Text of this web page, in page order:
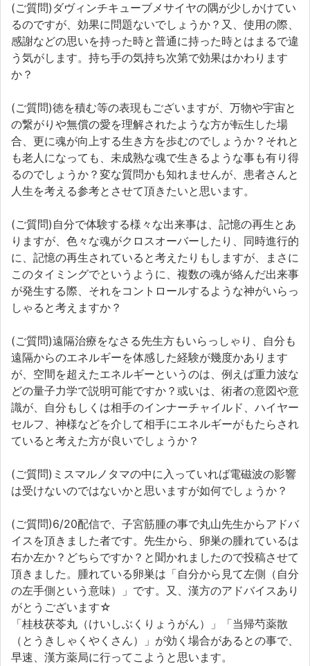
(ご質問)ダヴィンチキューブメサイヤの隅が少しかけてい
るのですが、効果に問題ないでしょうか？又、使用の際、
感謝などの思いを持った時と普通に持った時とはまるで違
う気がします。持ち手の気持ち次第で効果はかわります
か？
(ご質問)徳を積む等の表現もございますが、万物や宇宙と
の繋がりや無償の愛を理解されたような方が転生した場
合、更に魂が向上する生き方を歩むのでしょうか？それと
も老人になっても、未成熟な魂で生きるような事も有り得
るのでしょうか？変な質問かも知れませんが、患者さんと
人生を考える参考とさせて頂きたいと思います。
(ご質問)自分で体験する様々な出来事は、記憶の再生とあ
りますが、色々な魂がクロスオーバーしたり、同時進行的
に、記憶の再生されていると考えたりもしますが、まさに
このタイミングでというように、複数の魂が絡んだ出来事
が発生する際、それをコントロールするような神がいらっ
しゃると考えますか？
(ご質問)遠隔治療をなさる先生方もいらっしゃり、自分も
遠隔からのエネルギーを体感した経験が幾度かあります
が、空間を超えたエネルギーというのは、例えば重力波な
どの量子力学で説明可能ですか？或いは、術者の意図や意
識が、自分もしくは相手のインナーチャイルド、ハイヤー
セルフ、神様などを介して相手にエネルギーがもたらされ
ていると考えた方が良いでしょうか？
(ご質問)ミスマルノタマの中に入っていれば電磁波の影響
は受けないのではないかと思いますが如何でしょうか？
(ご質問)6/20配信で、子宮筋腫の事で丸山先生からアドバ
イスを頂きました者です。先生から、卵巣の腫れているは
右か左か？どちらですか？と聞かれましたので投稿させて
頂きました。腫れている卵巣は「自分から見て左側（自分
の左手側という意味）」です。又、漢方のアドバイスあり
がとうございます☆
「桂枝茯苓丸（けいしぶくりょうがん）」「当帰芍薬散
（とうきしゃくやくさん）」が効く場合があるとの事で、
早速、漢方薬局に行ってこようと思います。